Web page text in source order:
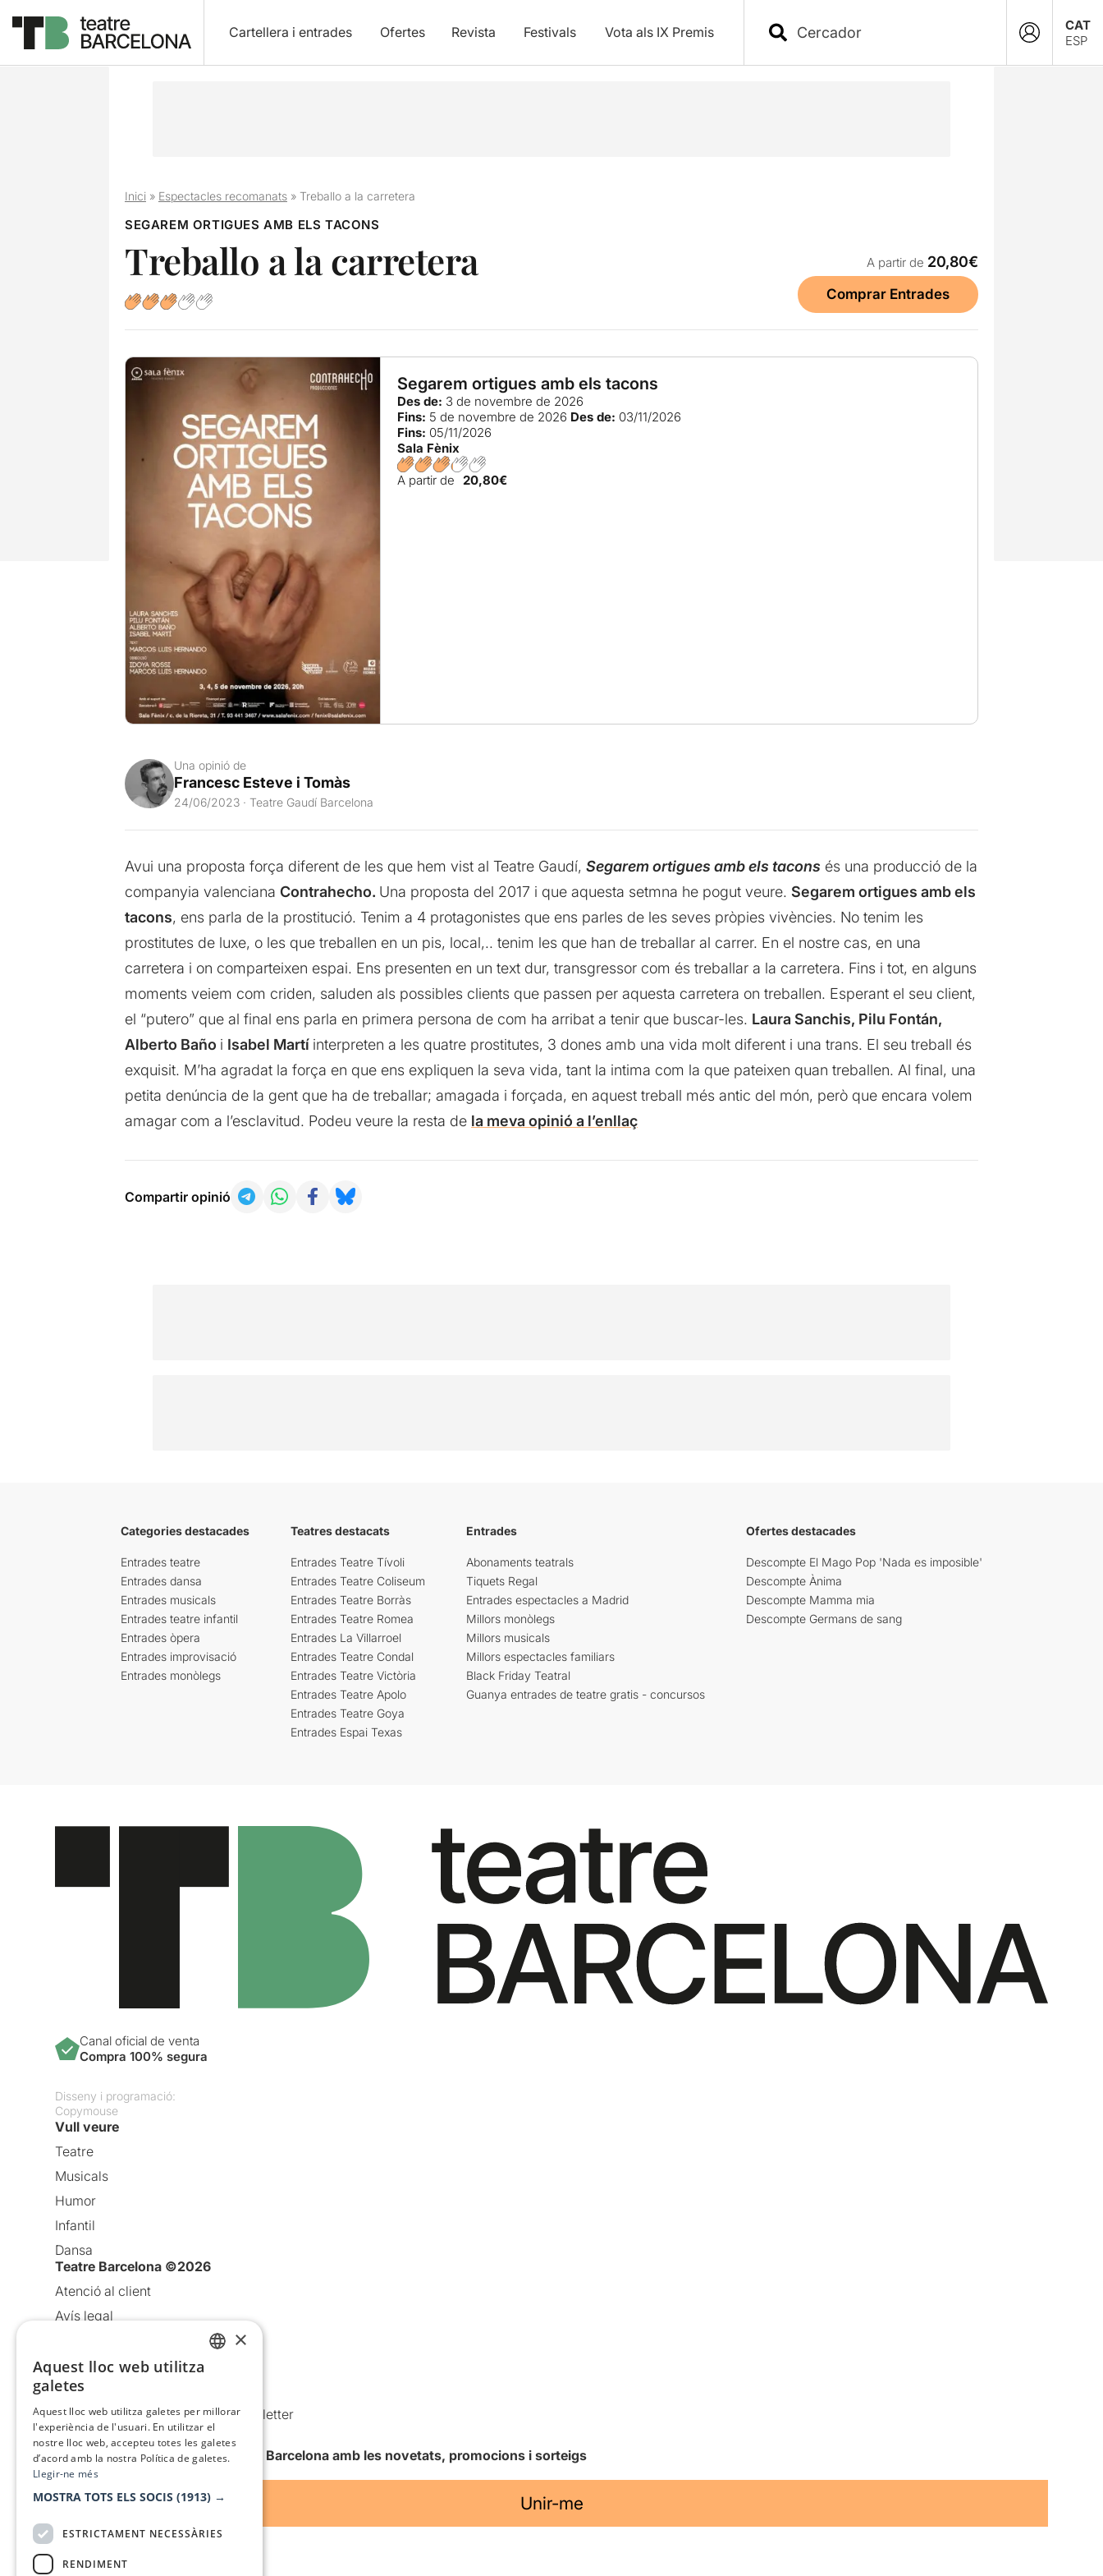
Cartellera i entrades Ofertes Revista Festivals Vota als IX Premis
CAT
ESP
Inici» Espectacles recomanats» Treballo a la carretera
SEGAREM ORTIGUES AMB ELS TACONS
Treballo a la carretera A partir de 20,80€
Comprar Entrades
Segarem ortigues amb els tacons
Des de: 3 de novembre de 2026
Fins: 5 de novembre de 2026 Des de: 03/11/2026
Fins: 05/11/2026
Sala Fènix
A partir de 20,80€
Una opinió de
Francesc Esteve i Tomàs
24/06/2023 · Teatre Gaudí Barcelona
Avui una proposta força diferent de les que hem vist al Teatre Gaudí, Segarem ortigues amb els tacons és una producció de la
companyia valenciana Contrahecho. Una proposta del 2017 i que aquesta setmna he pogut veure. Segarem ortigues amb els
tacons, ens parla de la prostitució. Tenim a 4 protagonistes que ens parles de les seves pròpies vivències. No tenim les
prostitutes de luxe, o les que treballen en un pis, local,.. tenim les que han de treballar al carrer. En el nostre cas, en una
carretera i on comparteixen espai. Ens presenten en un text dur, transgressor com és treballar a la carretera. Fins i tot, en alguns
moments veiem com criden, saluden als possibles clients que passen per aquesta carretera on treballen. Esperant el seu client,
el “putero” que al final ens parla en primera persona de com ha arribat a tenir que buscar-les. Laura Sanchis, Pilu Fontán,
Alberto Baño i Isabel Martí interpreten a les quatre prostitutes, 3 dones amb una vida molt diferent i una trans. El seu treball és
exquisit. M’ha agradat la força en que ens expliquen la seva vida, tant la intima com la que pateixen quan treballen. Al final, una
petita denúncia de la gent que ha de treballar; amagada i forçada, en aquest treball més antic del món, però que encara volem
amagar com a l’esclavitud. Podeu veure la resta de la meva opinió a l’enllaç
Compartir opinió
Categories destacades
Entrades teatre
Entrades dansa
Entrades musicals
Entrades teatre infantil
Entrades òpera
Entrades improvisació
Entrades monòlegs
Teatres destacats
Entrades Teatre Tívoli
Entrades Teatre Coliseum
Entrades Teatre Borràs
Entrades Teatre Romea
Entrades La Villarroel
Entrades Teatre Condal
Entrades Teatre Victòria
Entrades Teatre Apolo
Entrades Teatre Goya
Entrades Espai Texas
Entrades
Abonaments teatrals
Tiquets Regal
Entrades espectacles a Madrid
Millors monòlegs
Millors musicals
Millors espectacles familiars
Black Friday Teatral
Guanya entrades de teatre gratis - concursos
Ofertes destacades
Descompte El Mago Pop 'Nada es imposible'
Descompte Ànima
Descompte Mamma mia
Descompte Germans de sang
Canal oficial de venta
Compra 100% segura
Disseny i programació:
Copymouse
Vull veure
Teatre
Musicals
Humor
Infantil
Dansa
Teatre Barcelona ©2026
Atenció al client
Avís legal
Política de cookies
Condicions d’ús
Comunicacions comercials i Newsletter
Anuncia’t
Vull rebre la newsletter de Teatre Barcelona amb les novetats, promocions i sorteigs
Unir-me
×
Aquest lloc web utilitza
galetes
Aquest lloc web utilitza galetes per millorar
l'experiència de l'usuari. En utilitzar el
nostre lloc web, accepteu totes les galetes
d’acord amb la nostra Política de galetes.
Llegir-ne més
MOSTRA TOTS ELS SOCIS (1913) →
ESTRICTAMENT NECESSÀRIES
RENDIMENT